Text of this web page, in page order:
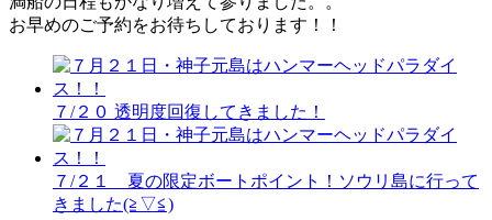
お早めのご予約をお待ちしております！！
７/２０ 透明度回復してきました！
７/２１ 夏の限定ボートポイント！ソウリ島に行って
きました(≧▽≦)